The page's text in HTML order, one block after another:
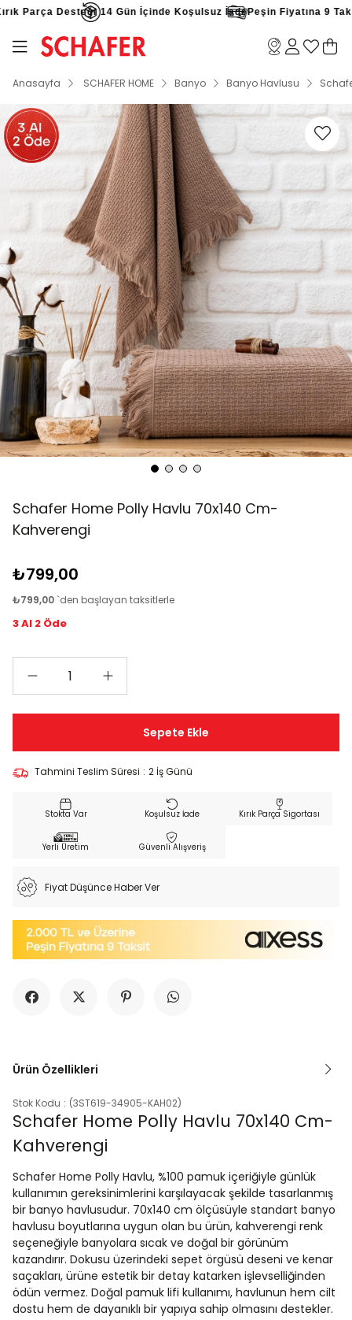
Parça Desteği 14 Gün İçinde Koşulsuz İadePeşin Fiyatına 9 Taksit
Anasayfa SCHAFER HOME Banyo Banyo Havlusu
Schafer Home Polly Havlu 70x140 Cm-
Kahverengi
₺799,00
₺799,00 `den başlayan taksitlerle
3 Al 2 Öde
Tahmini Teslim Süresi : 2 İş Günü
Koşulsuz İade Kırık Parça Sigortası
Yerli Üretim Güvenli Alışveriş
Fiyat Düşünce Haber Ver
Ürün Özellikleri
Stok Kodu (3ST619-34905-KAH02)
Schafer Home Polly Havlu 70x140 Cm-
Kahverengi
Schafer Home Polly Havlu, %100 pamuk içeriğiyle günlük
kullanımın gereksinimlerini karşılayacak şekilde tasarlanmış
bir banyo havlusudur. 70x140 cm ölçüsüyle standart banyo
havlusu boyutlarına uygun olan bu ürün, kahverengi renk
seçeneğiyle banyolara sıcak ve doğal bir görünüm
kazandırır. Dokusu üzerindeki sepet örgüsü deseni ve kenar
saçakları, ürüne estetik bir detay katarken işlevselliğinden
ödün vermez. Doğal pamuk lifi kullanımı, havlunun hem cilt
dostu hem de dayanıklı bir yapıya sahip olmasını destekler.